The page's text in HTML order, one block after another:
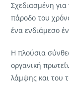
Σχεδιασμένη
πάροδο του
ένα ενδιάμεσο
Η πλούσια
οργανική
λάμψης και του